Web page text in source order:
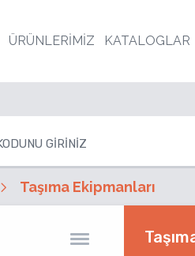
ÜRÜNLERİMİZ KATALOGLAR
Taşıma Ekipmanları